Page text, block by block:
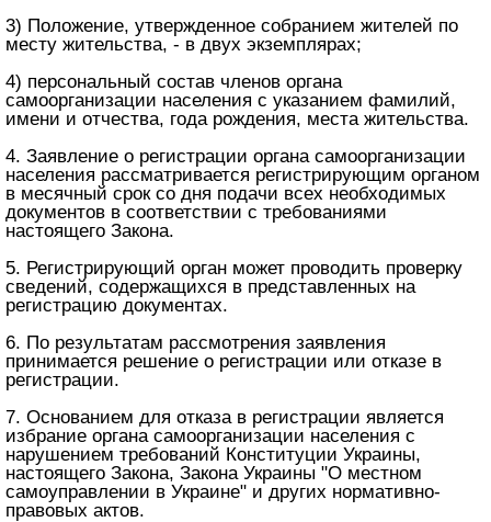
3) Положение, утвержденное собранием жителей по
месту жительства, - в двух экземплярах;
4) персональный состав членов органа
самоорганизации населения с указанием фамилий,
имени и отчества, года рождения, места жительства.
4. Заявление о регистрации органа самоорганизации
населения рассматривается регистрирующим органом
в месячный срок со дня подачи всех необходимых
документов в соответствии с требованиями
настоящего Закона.
5. Регистрирующий орган может проводить проверку
сведений, содержащихся в представленных на
регистрацию документах.
6. По результатам рассмотрения заявления
принимается решение о регистрации или отказе в
регистрации.
7. Основанием для отказа в регистрации является
избрание органа самоорганизации населения с
нарушением требований Конституции Украины,
настоящего Закона, Закона Украины "О местном
самоуправлении в Украине" и других нормативно-
правовых актов.